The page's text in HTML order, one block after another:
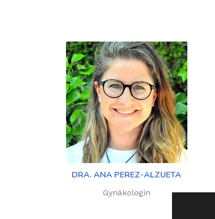
DRA. ANA PEREZ-ALZUETA
Gynäkologin